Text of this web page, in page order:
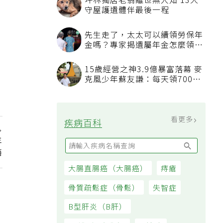
最新文章
長輩每日10分鐘運動 比買任何
夏天進出室外和冷氣房溫差大易
生病 醫揭保護心血管簡單6動作
不必忍餓也能減肥！補充2類食
飽飽的」
想延緩老化不必花大錢吃保健品
品就可以